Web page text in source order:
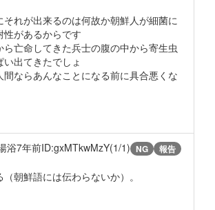
それが出来るのは何故か朝鮮人が細菌に
性があるからです
ら亡命してきた兵士の腹の中から寄生虫
い出てきたでしょ
間ならあんなことになる前に具合悪くな
浴7年前ID:gxMTkwMzY(1/1) NG 報告
朝鮮語には伝わらないか）。